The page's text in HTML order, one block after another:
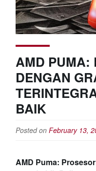
AMD PUMA:
DENGAN
BAIK
Posted on February 13,
AMD Puma: